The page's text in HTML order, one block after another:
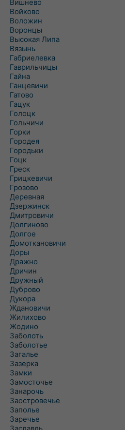
Вишнево
Войково
Воложин
Воронцы
Высокая Липа
Вязынь
Габриелевка
Гаврильчицы
Гайна
Ганцевичи
Гатово
Гацук
Голоцк
Гольчичи
Горки
Городея
Городьки
Гоцк
Греск
Грицкевичи
Грозово
Деревная
Дзержинск
Дмитровичи
Долгиново
Долгое
Домоткановичи
Доры
Дражно
Дричин
Дружный
Дуброво
Дукора
Ждановичи
Жилихово
Жодино
Заболоть
Заболотье
Загалье
Зазерка
Замки
Замосточье
Занарочь
Заостровечье
Заполье
Заречье